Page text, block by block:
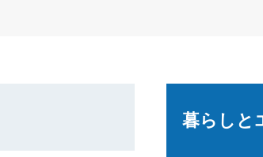
暮らしと